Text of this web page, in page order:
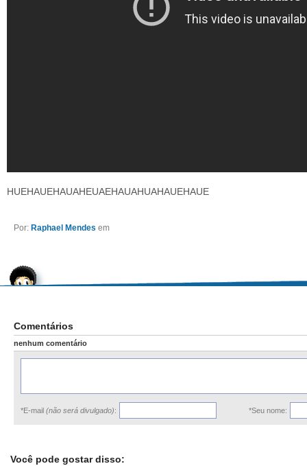
HUEHAUEHAUAHEUAEHAUAHUAHAUEHAUE
Por: Raphael Mendes em
Comentários
nenhum comentário
*E-mail (não será divulgado): *Seu nome:
Você pode gostar disso: